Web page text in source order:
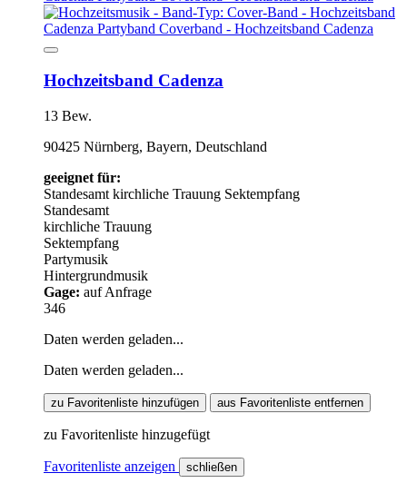
Hochzeitsband Cadenza
13 Bew.
90425 Nürnberg, Bayern, Deutschland
geeignet für:
Standesamt kirchliche Trauung Sektempfang
Standesamt
kirchliche Trauung
Sektempfang
Partymusik
Hintergrundmusik
Gage: auf Anfrage
346
Daten werden geladen...
Daten werden geladen...
zu Favoritenliste hinzufügen aus Favoritenliste entfernen
zu Favoritenliste hinzugefügt
Favoritenliste anzeigen schließen